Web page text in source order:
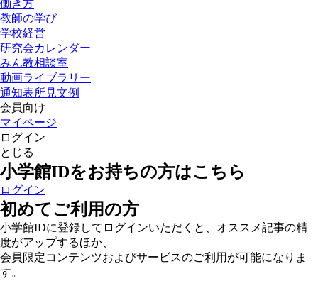
働き方
教師の学び
学校経営
研究会カレンダー
みん教相談室
動画ライブラリー
通知表所見文例
会員向け
マイページ
ログイン
とじる
小学館IDをお持ちの方はこちら
ログイン
初めてご利用の方
小学館IDに登録してログインいただくと、オススメ記事の精
度がアップするほか、
会員限定コンテンツおよびサービスのご利用が可能になりま
す。